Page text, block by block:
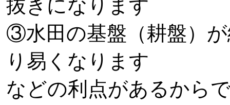
抜きになります
③水田の基盤（耕盤）
り易くなります
などの利点があるから